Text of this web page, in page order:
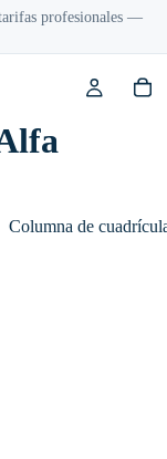
profesionales —
Columna de